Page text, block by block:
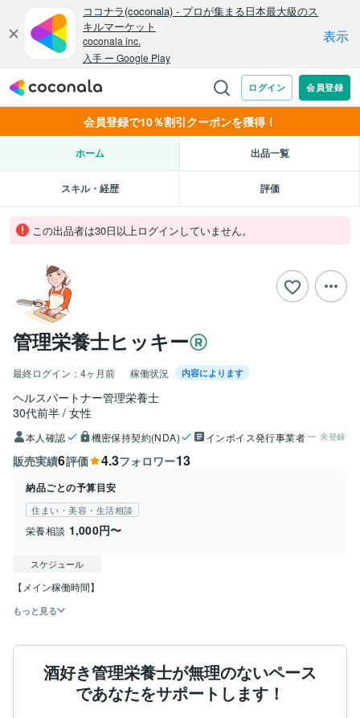
会員登録で10％割引クーポンを獲得！
ホーム 出品一覧
スキル・経歴 評価
この出品者は30日以上ログインしていません。
管理栄養士ヒッキー
最終ログイン： 4ヶ月前 稼働状況 内容によります
ヘルスパートナー管理栄養士
30代前半 女性
本人確認 機密保持契約(NDA) インボイス発行事業者 未登録
販売実績6評価 4.3フォロワー13
納品ごとの予算目安
住まい・美容・生活相談
栄養相談 1,000円〜
スケジュール
【メイン稼働時間】
もっと見る
酒好き管理栄養士が無理のないペース
であなたをサポートします！